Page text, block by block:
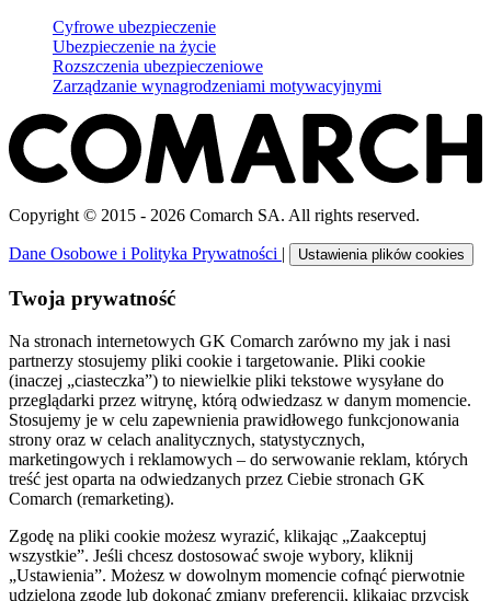
Cyfrowe ubezpieczenie
Ubezpieczenie na życie
Rozszczenia ubezpieczeniowe
Zarządzanie wynagrodzeniami motywacyjnymi
Copyright © 2015 - 2026 Comarch SA. All rights reserved.
Dane Osobowe i Polityka Prywatności | Ustawienia plików cookies
Twoja prywatność
Na stronach internetowych GK Comarch zarówno my jak i nasi
partnerzy stosujemy pliki cookie i targetowanie. Pliki cookie
(inaczej „ciasteczka”) to niewielkie pliki tekstowe wysyłane do
przeglądarki przez witrynę, którą odwiedzasz w danym momencie.
Stosujemy je w celu zapewnienia prawidłowego funkcjonowania
strony oraz w celach analitycznych, statystycznych,
marketingowych i reklamowych – do serwowanie reklam, których
treść jest oparta na odwiedzanych przez Ciebie stronach GK
Comarch (remarketing).
Zgodę na pliki cookie możesz wyrazić, klikając „Zaakceptuj
wszystkie”. Jeśli chcesz dostosować swoje wybory, kliknij
„Ustawienia”. Możesz w dowolnym momencie cofnąć pierwotnie
udzieloną zgodę lub dokonać zmiany preferencji, klikając przycisk